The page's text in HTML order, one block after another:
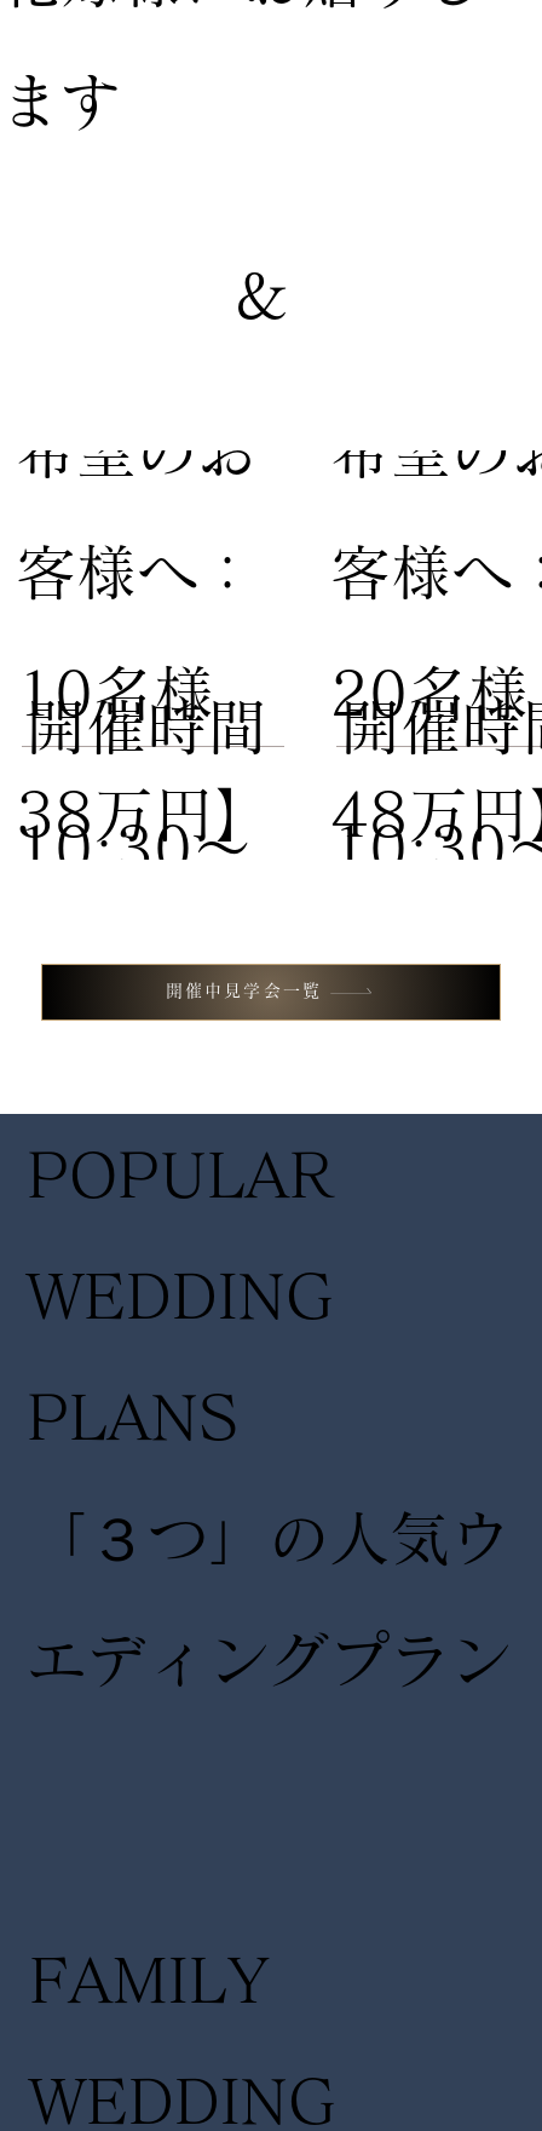
&
ます
【家族婚
希望のお
客様へ：
10名様
38万円】
10:30〜
13:00 /
17:00
​開催時間
希望の
客様へ
20名
48万円
10:30
13:00
17:00
開催時
開催中見学会一覧
POPULAR
WEDDING
PLANS
「３つ」の人気ウ
エディングプラン
FAMILY
WEDDING